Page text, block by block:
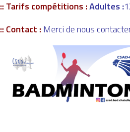
:: Tarifs compétitions :Adultes :
:: Contact : Merci de nous